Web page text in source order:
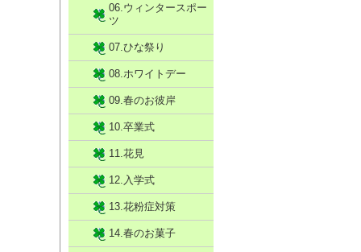
06.ウィンタースポー
ツ
07.ひな祭り
08.ホワイトデー
09.春のお彼岸
10.卒業式
11.花見
12.入学式
13.花粉症対策
14.春のお菓子